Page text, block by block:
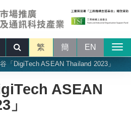
繁 簡 EN
「DigiTech ASEAN Thailand 2023」
ASEAN